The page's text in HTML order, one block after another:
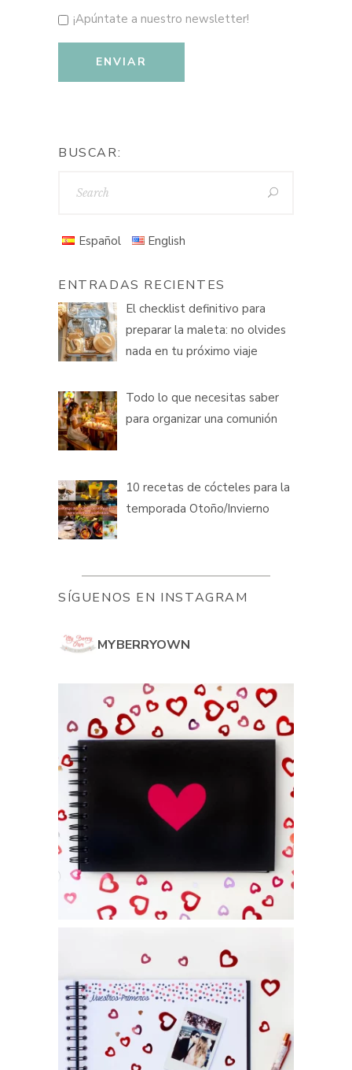
¡Apúntate a nuestro newsletter!
BUSCAR:
Español English
ENTRADAS RECIENTES
El checklist definitivo para
preparar la maleta: no olvides
nada en tu próximo viaje
Todo lo que necesitas saber
para organizar una comunión
10 recetas de cócteles para la
temporada Otoño/Invierno
SÍGUENOS EN INSTAGRAM
MYBERRYOWN